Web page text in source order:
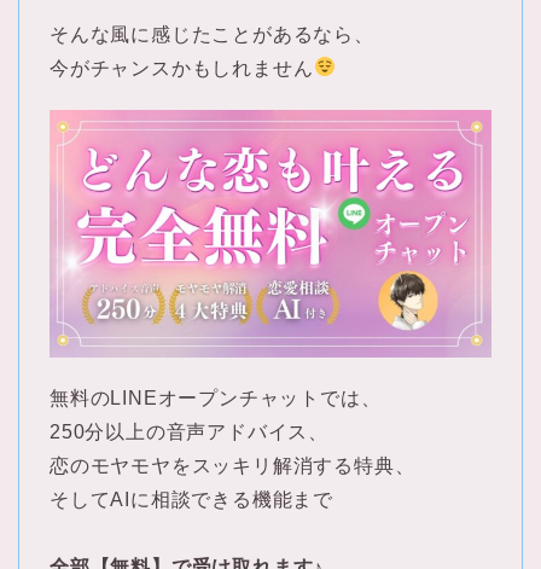
そんな風に感じたことがあるなら、
今がチャンスかもしれません
無料のLINEオープンチャットでは、
250分以上の音声アドバイス、
恋のモヤモヤをスッキリ解消する特典、
そしてAIに相談できる機能まで